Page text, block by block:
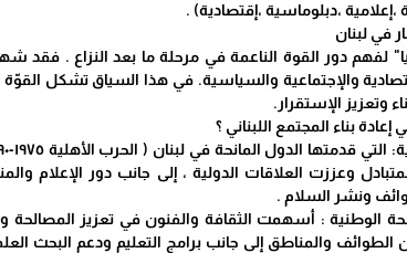
،دبلوماسية ،إقتصادية) .
في لبنان
لفهم دور القوة الناعمة في مرحلة ما بعد النزاع .
والإجتماعية والسياسية. في هذا السياق تشكل القوّة
وتعزيز الإستقرار.
بناء المجتمع اللبناني ؟
وعززت العلاقات الدولية ، إلى جانب دور الإعلام
ونشر السلام .
الوطنية : أسهمت الثقافة والفنون في تعزيز
الطوائف والمناطق إلى جانب برامج التعليم ودعم البحث